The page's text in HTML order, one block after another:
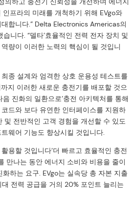
인프라의 미래를 개척하기 위해 EVgo와
합니다.” Delta Electronics Americas의
니다. “델타’효율적인 전력 전자 장치 및
량이 이러한 노력의 핵심이 될 것입니
종 설계와 엄격한 상호 운용성 테스트를
지 이러한 새로운 충전기를 배포할 것으
진화의 일환으로’충전 아키텍처를 통해
드와 보다 유연한 인터페이스를 지원하
및 전반적인 고객 경험을 개선할 수 있도
웨어 기능도 향상시킬 것입니다.
용할 것입니다’더 빠르고 효율적인 충전
만나는 동안 에너지 소비와 비용을 줄이
화하는 요구. EVgo는 실속당 총 자본 지출
전력 공급을 거의 20% 포인트 늘리는